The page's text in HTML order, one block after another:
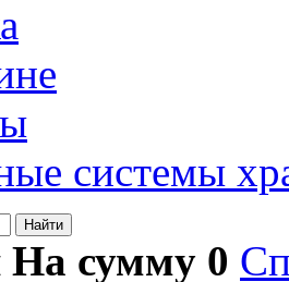
системы
Найти
На сумму 0